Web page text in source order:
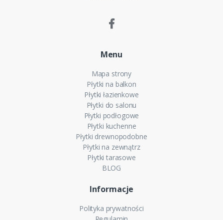
Menu
Mapa strony
Płytki na balkon
Płytki łazienkowe
Płytki do salonu
Płytki podłogowe
Płytki kuchenne
Płytki drewnopodobne
Płytki na zewnątrz
Płytki tarasowe
BLOG
Informacje
Polityka prywatności